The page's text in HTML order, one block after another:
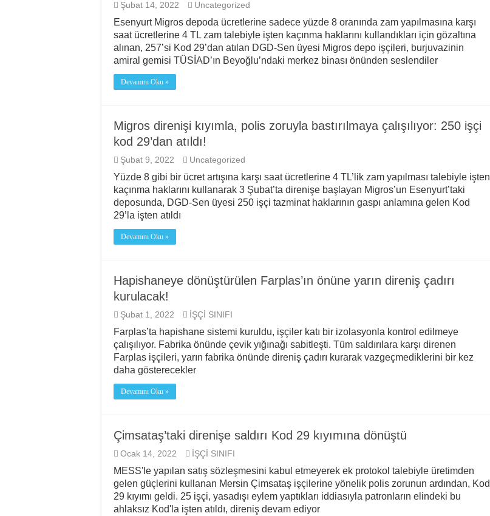
Şubat 14, 2022 Uncategorized
Esenyurt Migros depoda ücretlerine sadece yüzde 8 oranında zam yapılmasına karşı
saat ücretlerine 4 TL zam talebiyle işten kaçınma haklarını kullandıkları için gözaltına
alınan, 257’si Kod 29’dan atılan DGD-Sen üyesi Migros depo işçileri, burjuvazinin
amiral gemisi TÜSİAD’ın Beyoğlu’ndaki merkez binası önünden seslendiler
Devamını Oku »
Migros direnişi kıyımla, polis zoruyla bastırılmaya çalışılıyor: 250 işçi
kod 29’dan atıldı!
Şubat 9, 2022 Uncategorized
Yüzde 8 gibi bir ücret artışına karşı saat ücretlerine 4 TL’lik zam yapılması talebiyle işten
kaçınma haklarını kullanarak 3 Şubat’ta direnişe başlayan Migros’un Esenyurt’taki
deposunda, DGD-Sen üyesi 250 işçi tazminat haklarının gaspı anlamına gelen Kod
29’la işten atıldı
Devamını Oku »
Hapishaneye dönüştürülen Farplas’ın önüne yarın direniş çadırı
kurulacak!
Şubat 1, 2022 İŞÇİ SINIFI
Farplas’ta hapishane sistemi kuruldu, işçiler katı bir izolasyonla kontrol edilmeye
çalışılıyor. Fabrika önünde çevik yığınağı sabitleşti. Tüm saldırılara karşı direnen
Farplas işçileri, yarın fabrika önünde direniş çadırı kurarak vazgeçmediklerini bir kez
daha gösterecekler
Devamını Oku »
Çimsataş’taki direnişe saldırı Kod 29 kıyımına dönüştü
Ocak 14, 2022 İŞÇİ SINIFI
MESS'le yapılan satış sözleşmesini kabul etmeyerek ek protokol talebiyle üretimden
gelen güçlerini kullanan Mersin Çimsataş işçilerine yönelik polis zorunun ardından, Kod
29 kıyımı geldi. 25 işçi, yasadışı eylem yaptıkları iddiasıyla patronların elindeki bu
ahlaksız Kod'la işten atıldı, direniş devam ediyor